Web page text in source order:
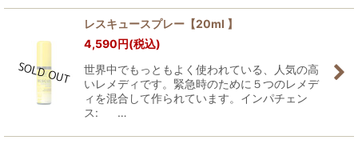
レスキュースプレー【20ml 】
4,590円(税込)
世界中でもっともよく使われている、人気の高
いレメディです。緊急時のために５つのレメデ
ィを混合して作られています。インパチェン
ス: …